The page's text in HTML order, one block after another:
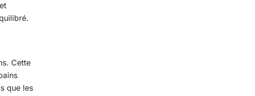
Cette
que les